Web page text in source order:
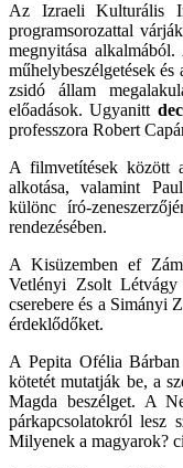
Az Izraeli Kulturális
programsorozattal
megnyitása
műhelybeszélgetések
zsidó állam
előadások. Ugyanitt
professzora Robert
A filmvetítések között
alkotása, valamint
különc író-
rendezésében.
A Kisüzemben ef
Vetlényi Zsolt
cserebere és a Simányi
érdeklődőket.
A Pepita Ofélia
kötetét mutatják be, a
Magda beszélget. A
párkapcsolatokról lesz
Milyenek a magyarok?